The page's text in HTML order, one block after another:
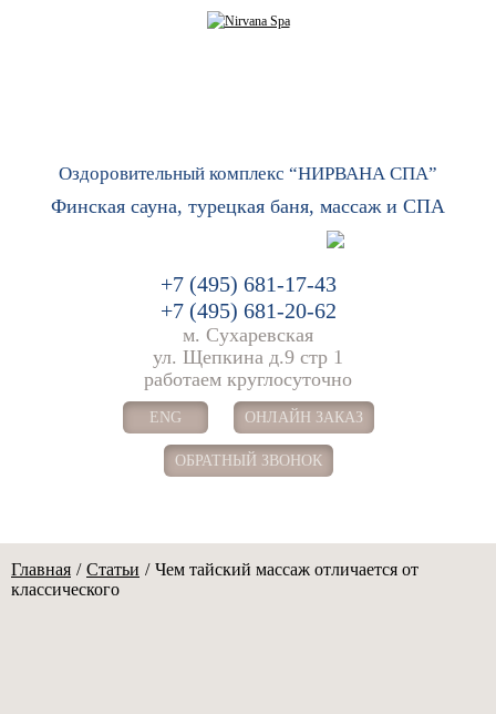
Оздоровительный комплекс “НИРВАНА СПА”
Финская сауна, турецкая баня, массаж и СПА
+7 (495) 681-17-43
+7 (495) 681-20-62
м. Сухаревская
ул. Щепкина д.9 стр 1
работаем круглосуточно
ENG ОНЛАЙН ЗАКАЗ
ОБРАТНЫЙ ЗВОНОК
Главная / Статьи / Чем тайский массаж отличается от
классического